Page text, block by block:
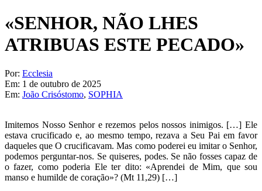
«SENHOR, NÃO LHES
ATRIBUAS ESTE PECADO»
Por: Ecclesia
Em: 1 de outubro de 2025
Em: João Crisóstomo, SOPHIA
Imitemos Nosso Senhor e rezemos pelos nossos inimigos. […] Ele
estava crucificado e, ao mesmo tempo, rezava a Seu Pai em favor
daqueles que O crucificavam. Mas como poderei eu imitar o Senhor,
podemos perguntar-nos. Se quiseres, podes. Se não fosses capaz de
o fazer, como poderia Ele ter dito: «Aprendei de Mim, que sou
manso e humilde de coração»? (Mt 11,29) […]